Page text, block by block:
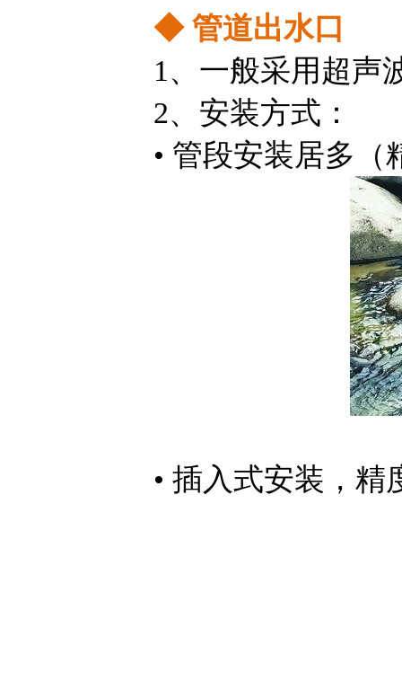
◆ 管道出水口
1、一般采用超声
2、安装方式：
• 管段安装居多
• 插入式安装，精